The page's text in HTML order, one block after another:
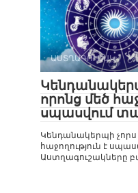
ԱՍՏՂԱԳՈՒՇԱԿ
որոնց մեծ
սպասվում
Կենդանակերպի չորս
հաջողություն է
Աստղագուշակները